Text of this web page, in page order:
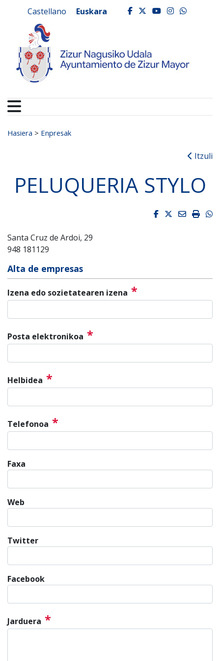
Ayuntamiento de
Castellano Euskara facebook
twitter
youtube
Search for:
Hasiera > Enpresak
Itzuli
PELUQUERIA STYLO
Facebook
Twitter
Email
Santa Cruz de Ardoi, 29
948 181129
Alta de empresas
Izena edo sozietatearen izena *
Posta elektronikoa *
Helbidea *
Telefonoa *
Faxa
Web
Twitter
Facebook
Jarduera *